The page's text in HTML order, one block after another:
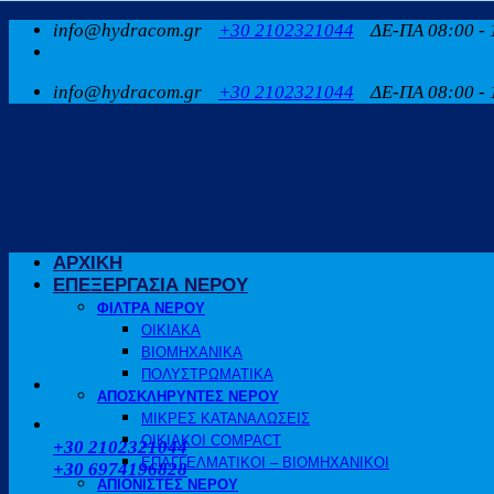
Μετάβαση
στο
info@hydracom.gr +30 2102321044 ΔΕ-ΠΑ 08:00 -
info@hydracom.gr +30 2102321044 ΔΕ-ΠΑ 08:00 -
ΚΑΛΕΣΤΕ ΜΑΣ
+30 2102321044
+30 6974196828
ΑΡΧΙΚΗ
ΕΠΕΞΕΡΓΑΣΙΑ ΝΕΡΟΥ
ΦΙΛΤΡΑ ΝΕΡΟΥ
ΟΙΚΙΑΚΑ
ΒΙΟΜΗΧΑΝΙΚΑ
ΠΟΛΥΣΤΡΩΜΑΤΙΚΑ
ΑΠΟΣΚΛΗΡΥΝΤΕΣ ΝΕΡΟΥ
ΜΙΚΡΕΣ ΚΑΤΑΝΑΛΩΣΕΙΣ
ΟΙΚΙΑΚΟΙ COMPACT
ΕΠΑΓΓΕΛΜΑΤΙΚΟΙ – ΒΙΟΜΗΧΑΝΙΚΟΙ
ΑΠΙΟΝΙΣΤΕΣ ΝΕΡΟΥ